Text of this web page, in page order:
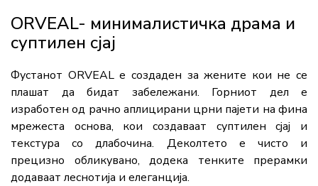
ORVEAL- минималистичка драма и
суптилен сјај
Фустанот ORVEAL е создаден за жените кои не се
плашат да бидат забележани. Горниот дел е
изработен од рачно аплицирани црни пајети на фина
мрежеста основа, кои создаваат суптилен сјај и
текстура со длабочина. Деколтето е чисто и
прецизно обликувано, додека тенките прерамки
додаваат леснотија и елеганција.